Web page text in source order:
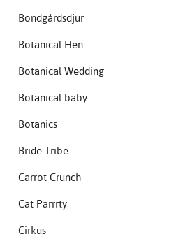
Bondgårdsdjur
Botanical Hen
Botanical Wedding
Botanical baby
Botanics
Bride Tribe
Carrot Crunch
Cat Parrrty
Cirkus